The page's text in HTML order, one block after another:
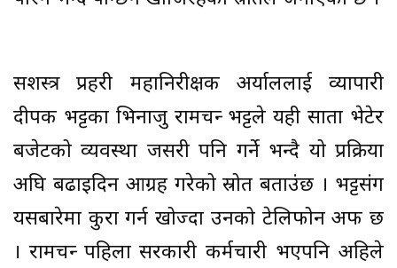
सशस्त्र प्रहरी महानिरीक्षक अर्याललाई व्यापारी
दीपक भट्टका भिनाजु रामचन्द्र भट्टले यही साता भेटेर
बजेटको व्यवस्था जसरी पनि गर्ने भन्दै यो प्रक्रिया
अघि बढाइदिन आग्रह गरेको स्रोत बताउंछ । भट्टसंग
यसबारेमा कुरा गर्न खोज्दा उनको टेलिफोन अफ छ
। रामचन्द्र पहिला सरकारी कर्मचारी भएपनि अहिले